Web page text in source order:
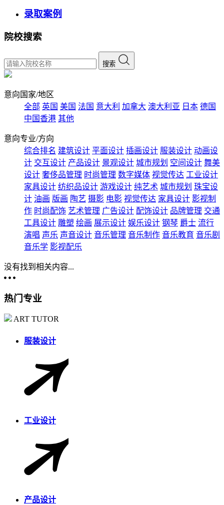
录取案例
院校搜索
搜索
意向国家/地区
全部 英国 美国 法国 意大利 加拿大 澳大利亚 日本 德国
中国香港 其他
意向专业/方向
综合排名 建筑设计 平面设计 插画设计 服装设计 动画设
计 交互设计 产品设计 景观设计 城市规划 空间设计 舞美
设计 奢侈品管理 时尚管理 数字媒体 视觉传达 工业设计
家具设计 纺织品设计 游戏设计 纯艺术 城市规划 珠宝设
计 油画 版画 陶艺 摄影 电影 视觉传达 家具设计 影视制
作 时尚配饰 艺术管理 广告设计 配饰设计 品牌管理 交通
工具设计 雕塑 绘画 展示设计 娱乐设计 钢琴 爵士 流行
演唱 声乐 声音设计 音乐管理 音乐制作 音乐教育 音乐剧
音乐学 影视配乐
没有找到相关内容...
热门专业
ART TUTOR
服装设计
工业设计
产品设计